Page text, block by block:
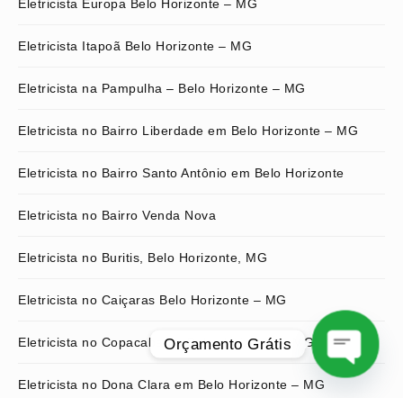
Eletricista Europa Belo Horizonte – MG
Eletricista Itapoã Belo Horizonte – MG
Eletricista na Pampulha – Belo Horizonte – MG
Eletricista no Bairro Liberdade em Belo Horizonte – MG
Eletricista no Bairro Santo Antônio em Belo Horizonte
Eletricista no Bairro Venda Nova
Eletricista no Buritis, Belo Horizonte, MG
Eletricista no Caiçaras Belo Horizonte – MG
Eletricista no Copacabana, Belo Horizonte – MG
Eletricista no Dona Clara em Belo Horizonte – MG
Orçamento Grátis